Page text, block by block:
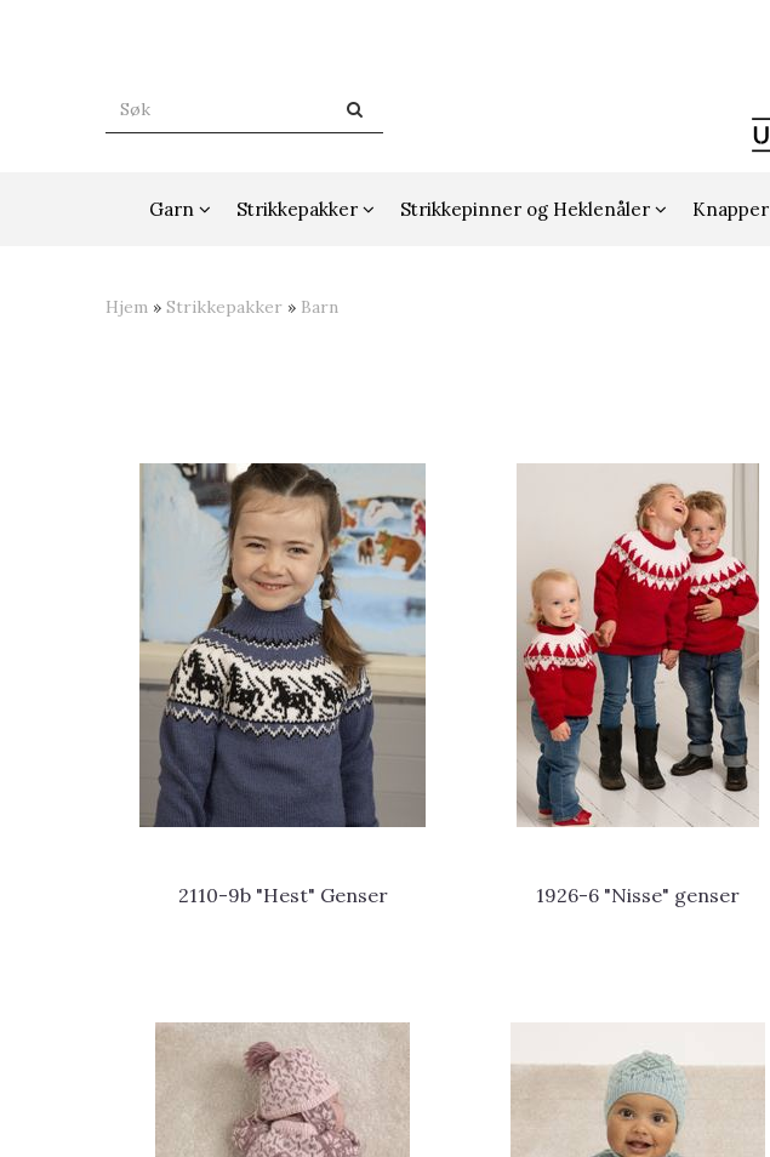
Garn Strikkepakker Strikkepinner og Heklenåler Knapper
Hjem » Strikkepakker » Barn
2110-9b "Hest" Genser 1926-6 "Nisse" genser